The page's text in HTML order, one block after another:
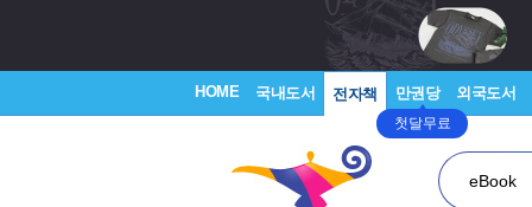
HOME 국내도서 전자책 만권당
첫달무료
외국도서
eBook